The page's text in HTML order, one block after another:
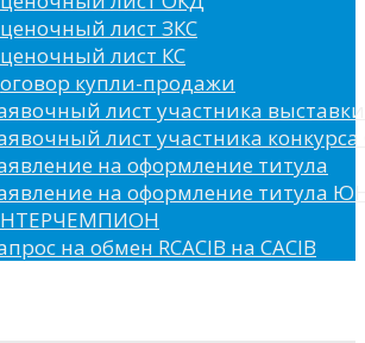
лист ЗКС
лист КС
купли-продажи
лист участника выставки
лист участника конкурса
на оформление титула
на оформление титула
на обмен RCACIB на CACIB